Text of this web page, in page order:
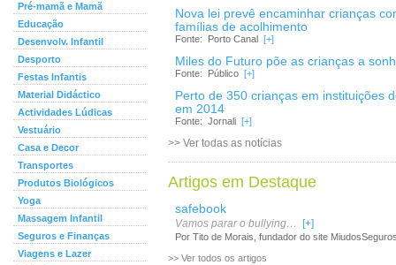
Pré-mamã e Mamã
Educação
Desenvolv. Infantil
Desporto
Festas Infantis
Material Didáctico
Actividades Lúdicas
Vestuário
Casa e Decor
Transportes
Produtos Biológicos
Yoga
Massagem Infantil
Seguros e Finanças
Viagens e Lazer
Nova lei prevê encaminhar crianças
famílias de acolhimento
Fonte: Porto Canal [+]
Miles do Futuro põe as crianças a
Fonte: Público [+]
Perto de 350 crianças em instituições
em 2014
Fonte: Jornali [+]
>> Ver todas as notícias
Artigos em Destaque
safebook
Vamos parar o bullying… [+]
Por Tito de Morais, fundador do site
>> Ver todos os artigos